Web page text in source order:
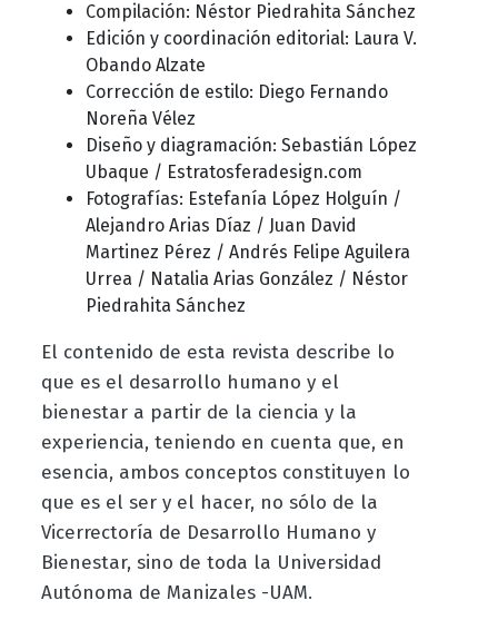
Compilación: Néstor Piedrahita Sánchez
Edición y coordinación editorial: Laura V.
Obando Alzate
Corrección de estilo: Diego Fernando
Noreña Vélez
Diseño y diagramación: Sebastián López
Ubaque / Estratosferadesign.com
Fotografías: Estefanía López Holguín /
Alejandro Arias Díaz / Juan David
Martinez Pérez / Andrés Felipe Aguilera
Urrea / Natalia Arias González / Néstor
Piedrahita Sánchez
El contenido de esta revista describe lo
que es el desarrollo humano y el
bienestar a partir de la ciencia y la
experiencia, teniendo en cuenta que, en
esencia, ambos conceptos constituyen lo
que es el ser y el hacer, no sólo de la
Vicerrectoría de Desarrollo Humano y
Bienestar, sino de toda la Universidad
Autónoma de Manizales -UAM.